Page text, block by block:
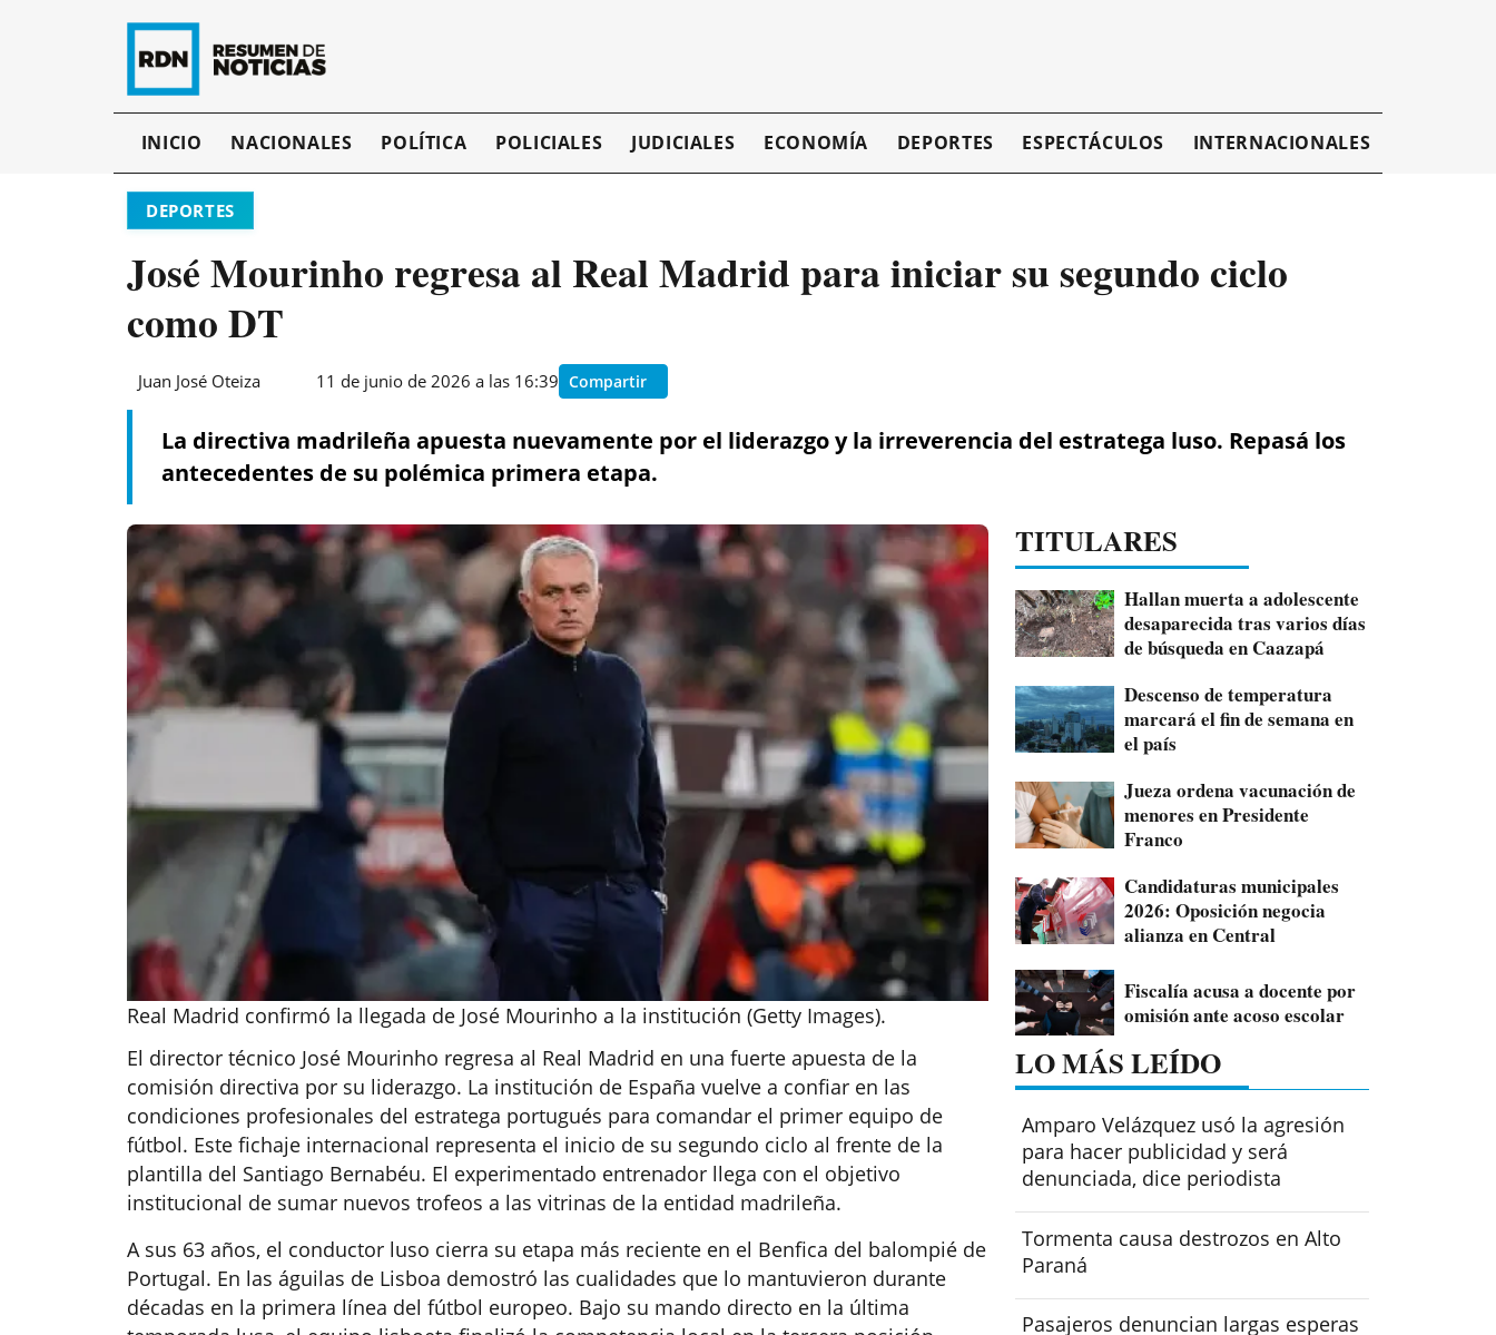
INICIO NACIONALES POLÍTICA POLICIALES JUDICIALES ECONOMÍA DEPORTES ESPECTÁCULOS INTERNACIONALES
DEPORTES
José Mourinho regresa al Real Madrid para iniciar su segundo ciclo
como DT
Juan José Oteiza 11 de junio de 2026 a las 16:39 Compartir
La directiva madrileña apuesta nuevamente por el liderazgo y la irreverencia del estratega luso. Repasá los
antecedentes de su polémica primera etapa.
Real Madrid confirmó la llegada de José Mourinho a la institución (Getty Images).
El director técnico José Mourinho regresa al Real Madrid en una fuerte apuesta de la
comisión directiva por su liderazgo. La institución de España vuelve a confiar en las
condiciones profesionales del estratega portugués para comandar el primer equipo de
fútbol. Este fichaje internacional representa el inicio de su segundo ciclo al frente de la
plantilla del Santiago Bernabéu. El experimentado entrenador llega con el objetivo
institucional de sumar nuevos trofeos a las vitrinas de la entidad madrileña.
A sus 63 años, el conductor luso cierra su etapa más reciente en el Benfica del balompié de
Portugal. En las águilas de Lisboa demostró las cualidades que lo mantuvieron durante
décadas en la primera línea del fútbol europeo. Bajo su mando directo en la última
TITULARES
Hallan muerta a adolescente
desaparecida tras varios días
de búsqueda en Caazapá
Descenso de temperatura
marcará el fin de semana en
el país
Jueza ordena vacunación de
menores en Presidente
Franco
Candidaturas municipales
2026: Oposición negocia
alianza en Central
Fiscalía acusa a docente por
omisión ante acoso escolar
LO MÁS LEÍDO
Amparo Velázquez usó la agresión
para hacer publicidad y será
denunciada, dice periodista
Tormenta causa destrozos en Alto
Paraná
Pasajeros denuncian largas esperas